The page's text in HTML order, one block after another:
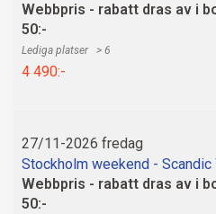
Webbpris - rabatt dras av i
50:-
> 6
4 490:-
27/11-2026 fredag
Stockholm weekend - Scandic
Webbpris - rabatt dras av i
50:-